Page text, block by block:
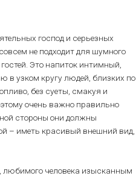
господ и серьезных
не подходит для шумного
Это напиток интимный,
в узком кругу людей, близких по
без суеты, смакуя и
очень важно правильно
стороны они должны
– иметь красивый внешний вид,
любимого человека изысканным